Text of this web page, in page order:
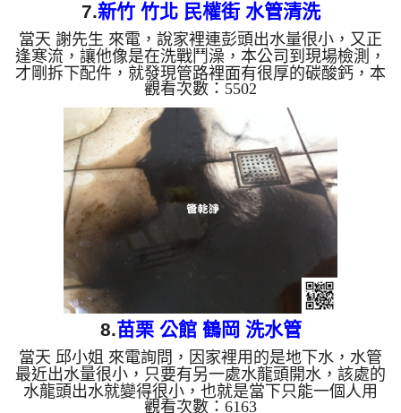
7.新竹 竹北 民權街 水管清洗
當天 謝先生 來電，說家裡連彭頭出水量很小，又正
逢寒流，讓他像是在洗戰鬥澡，本公司到現場檢測，
才剛拆下配件，就發現管路裡面有很厚的碳酸鈣，本
公司架設 管路清洗機 ，開始 清洗水管 ，髒水一直從
水龍頭流出，水很油膩，而且水面上還有不少油汙在
漂浮，如下圖，客戶 謝先生 很訝異，直說怎麼這麼
誇張， 水管清洗 約兩個小時後，出水量正常，謝先
生 能快樂的洗熱水澡了。 清洗水管, 水管清洗, 洗水
管, 熱水管堵塞, 熱水忽冷忽熱, 洗管路 ...
觀看次數：5502
8.苗栗 公館 鶴岡 洗水管
當天 邱小姐 來電詢問，因家裡用的是地下水，水管
最近出水量很小，只要有另一處水龍頭開水，該處的
水龍頭出水就變得很小，也就是當下只能一個人用
水，讓他覺得相當不便，於是本公司到現場檢測，判
觀看次數：6163